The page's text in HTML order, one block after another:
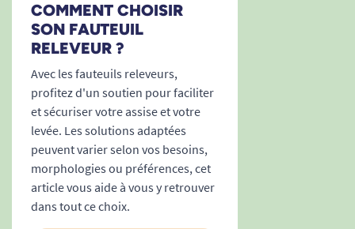
sensation de froid ou pour se relaxer le soir, les
réglages sont immédiats grâce à une
télécommande de contrôle simple et
ergonomique.
Chaleur ciblée et réglable
(idéal pour dos, reins, cuisses et mollets)
Activation/désactivation indépendante
(personnalisez votre expérience !)
Sécurité optimale: arrêt automatique en
COMMENT CHOISIR
SON FAUTEUIL
RELEVEUR ?
Avec les fauteuils releveurs,
profitez d'un soutien pour faciliter
et sécuriser votre assise et votre
levée. Les solutions adaptées
peuvent varier selon vos besoins,
morphologies ou préférences, cet
article vous aide à vous y retrouver
dans tout ce choix.